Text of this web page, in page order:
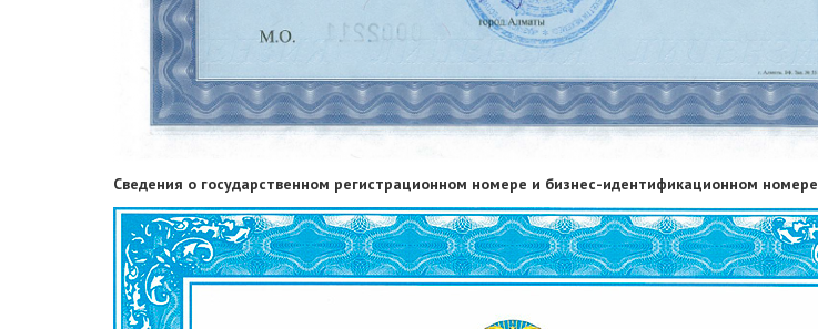
Сведения о государственном регистрационном номере и бизнес-идентификационном номере